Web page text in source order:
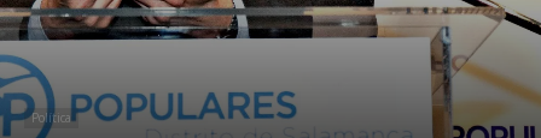
Política